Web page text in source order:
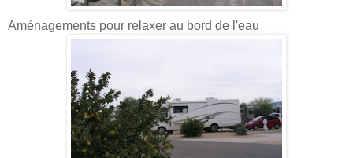
Aménagements pour relaxer au bord de l'eau